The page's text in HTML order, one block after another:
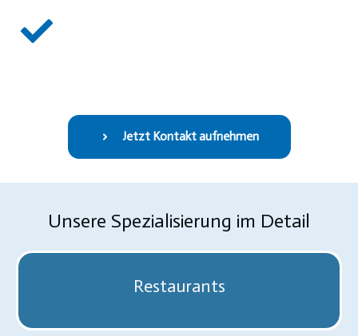
Jetzt Kontakt aufnehmen
Unsere Spezialisierung im Detail
Restaurants